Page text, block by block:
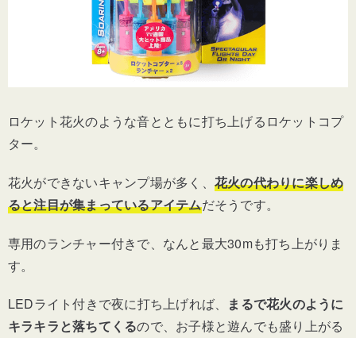
ロケット花火のような音とともに打ち上げるロケットコプ
ター。
花火ができないキャンプ場が多く、 花火の代わりに楽しめ
ると注目が集まっているアイテムだそうです。
専用のランチャー付きで、なんと最大30mも打ち上がりま
す。
LEDライト付きで夜に打ち上げれば、
まるで花火のように
キラキラと落ちてくるので、お子様と遊んでも盛り上がる